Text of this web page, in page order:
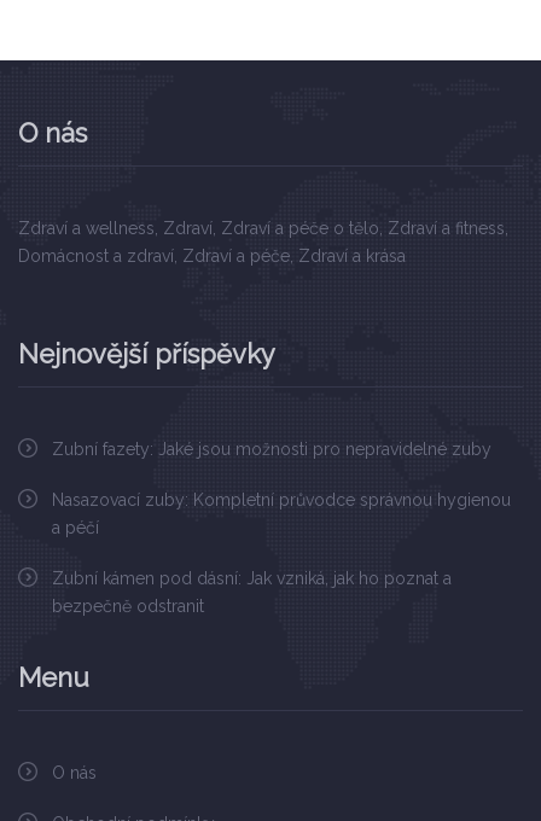
O nás
Zdraví a wellness, Zdraví, Zdraví a péče o tělo, Zdraví a fitness,
Domácnost a zdraví, Zdraví a péče, Zdraví a krása
Nejnovější příspěvky
Zubní fazety: Jaké jsou možnosti pro nepravidelné zuby
Nasazovací zuby: Kompletní průvodce správnou hygienou
a péčí
Zubní kámen pod dásní: Jak vzniká, jak ho poznat a
bezpečně odstranit
Menu
O nás